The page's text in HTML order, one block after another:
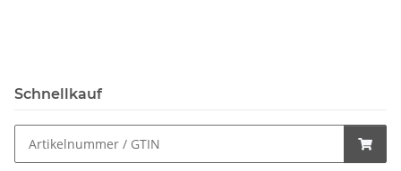
Schnellkauf